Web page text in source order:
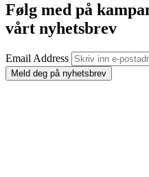
Følg med på
vårt nyhetsbrev
Email Address
Meld deg på nyhetsbrev